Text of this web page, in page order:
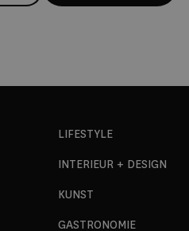
LIFESTYLE
INTERIEUR + DESIGN
KUNST
GASTRONOMIE